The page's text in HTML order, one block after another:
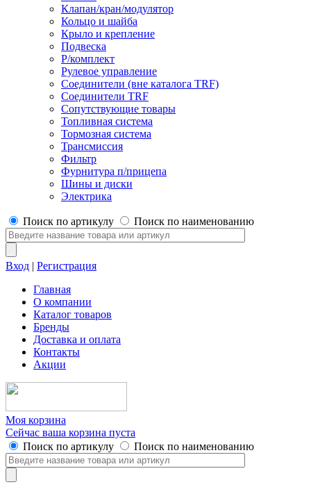
Клапан/кран/модулятор
Кольцо и шайба
Крыло и крепление
Подвеска
Р/комплект
Рулевое управление
Соединители (вне каталога TRF)
Соединители TRF
Сопутствующие товары
Топливная система
Тормозная система
Трансмиссия
Фильтр
Фурнитура п/прицепа
Шины и диски
Электрика
Поиск по артикулу Поиск по наименованию
Вход | Регистрация
Главная
О компании
Каталог товаров
Бренды
Доставка и оплата
Контакты
Акции
Моя корзина
Сейчас ваша корзина пуста
Поиск по артикулу
Поиск по наименованию